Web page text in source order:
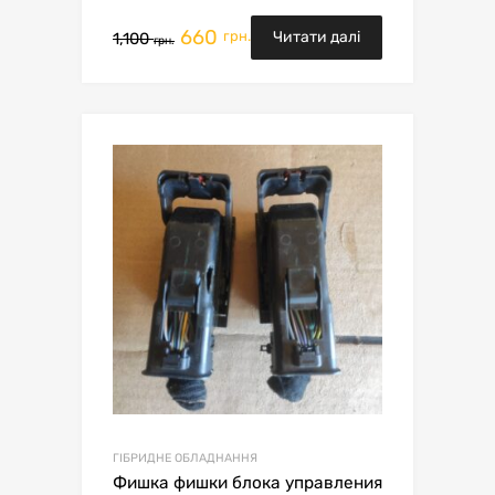
1,100грн. 660 грн. Читати далі
ГІБРИДНЕ ОБЛАДНАННЯ
Фишка фишки блока управления